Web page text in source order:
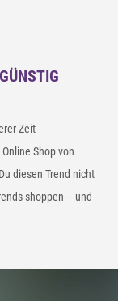
Zeit
Shop von
diesen Trend nicht
shoppen – und
und warmen
weit nach